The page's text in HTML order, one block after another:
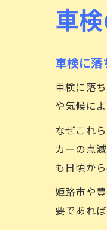
車
車検に
車検に落
や気候に
なぜこれ
カーの点
も日頃か
姫路市や
要であれ